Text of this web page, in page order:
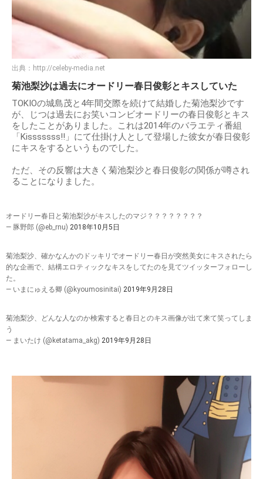
出典： http://celeby-media.net
菊池梨沙は過去にオードリー春日俊彰とキスしていた
TOKIOの城島茂と4年間交際を続けて結婚した菊池梨沙です
が、じつは過去にお笑いコンビオードリーの春日俊彰とキス
をしたことがありました。これは2014年のバラエティ番組
「Kisssssss!!」にて仕掛け人として登場した彼女が春日俊彰
にキスをするというものでした。
ただ、その反響は大きく菊池梨沙と春日俊彰の関係が噂され
ることになりました。
オードリー春日と菊池梨沙がキスしたのマジ？？？？？？？？
— 豚野郎 (@eb_rnu) 2018年10月5日
菊池梨沙、確かなんかのドッキリでオードリー春日が突然美女にキスされたら
的な企画で、結構エロティックなキスをしてたのを見てツイッターフォローし
た。
— いまにゅえる卿 (@kyoumosinitai) 2019年9月28日
菊池梨沙、どんな人なのか検索すると春日とのキス画像が出て来て笑ってしま
う
— まいたけ (@ketatama_akg) 2019年9月28日